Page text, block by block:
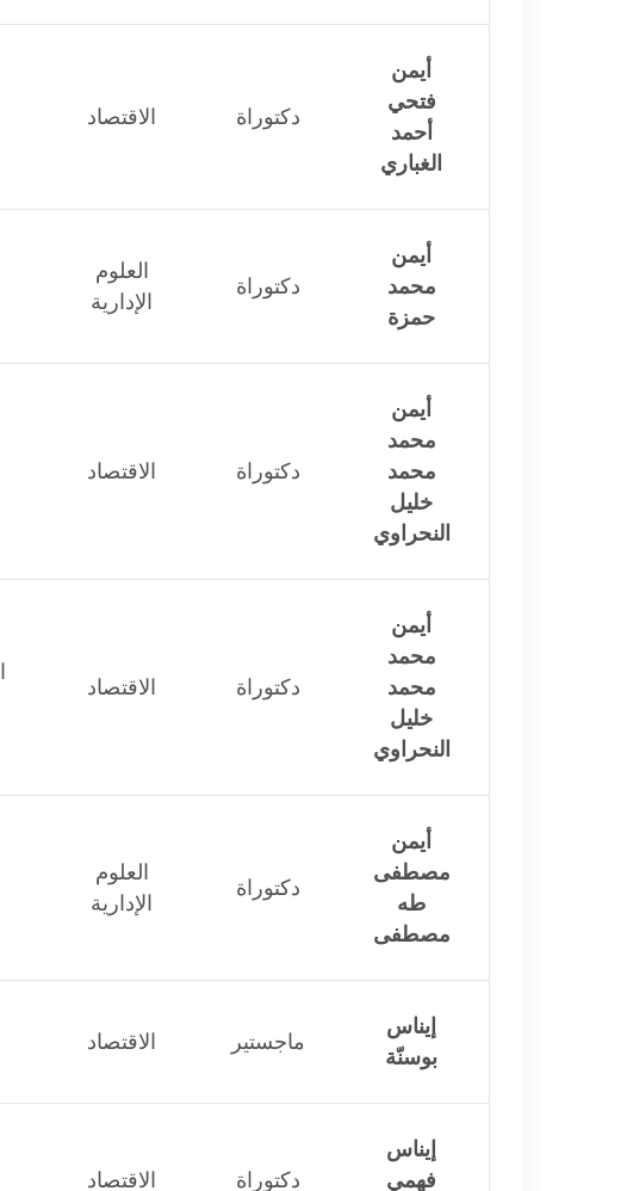
أيمن
فتحي
أحمد
الغباري
دكتوراة الاقتصاد
أيمن
محمد
حمزة
دكتوراة
العلوم
الإدارية
أيمن
محمد
محمد
خليل
النحراوي
دكتوراة الاقتصاد
أيمن
محمد
محمد
خليل
النحراوي
دكتوراة الاقتصاد
أيمن
مصطفى
طه
مصطفى
دكتوراة
العلوم
الإدارية
إيناس
بوسنّة
ماجستير الاقتصاد
إيناس
فهمي
دكتوراة الاقتصاد